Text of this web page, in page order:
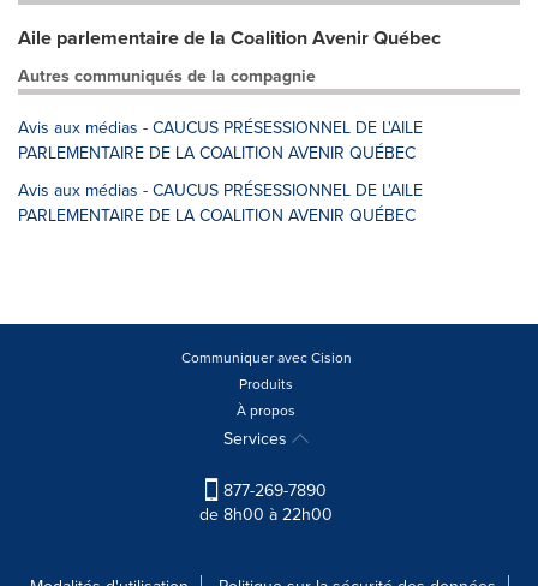
Aile parlementaire de la Coalition Avenir Québec
Autres communiqués de la compagnie
Avis aux médias - CAUCUS PRÉSESSIONNEL DE L'AILE
PARLEMENTAIRE DE LA COALITION AVENIR QUÉBEC
Avis aux médias - CAUCUS PRÉSESSIONNEL DE L'AILE
PARLEMENTAIRE DE LA COALITION AVENIR QUÉBEC
Communiquer avec Cision
Produits
À propos
Services
877-269-7890
de 8h00 à 22h00